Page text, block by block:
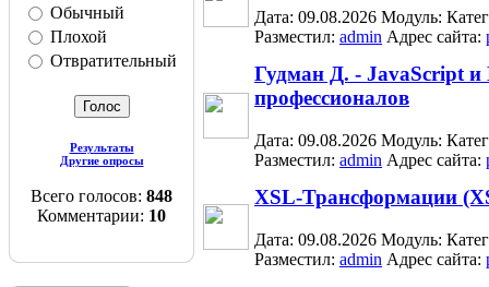
Обычный
Плохой
Отвратительный
Результаты
Другие опросы
Всего голосов: 848
Комментарии: 10
Дата: 09.08.2026 Модуль:
Разместил: admin Адрес сайта:
Гудман Д. - JavaScript
профессионалов
Дата: 09.08.2026 Модуль:
Разместил: admin Адрес сайта:
XSL-Трансформации
Дата: 09.08.2026 Модуль:
Разместил: admin Адрес сайта: